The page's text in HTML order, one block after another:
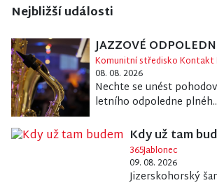
Nejbližší události
JAZZOVÉ
Komunitní středisko Kontakt
08. 08. 2026
Nechte se unést
letního odpoledne
Kdy už tam
365Jablonec
09. 08. 2026
Jizerskohorský